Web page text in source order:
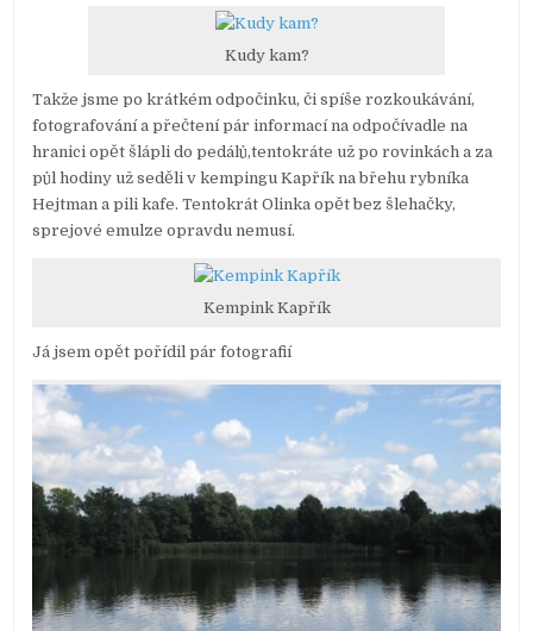
Kudy kam?
Takže jsme po krátkém odpočinku, či spíše rozkoukávání,
fotografování a přečtení pár informací na odpočívadle na
hranici opět šlápli do pedálů,tentokráte už po rovinkách a za
půl hodiny už seděli v kempingu Kapřík na břehu rybníka
Hejtman a pili kafe. Tentokrát Olinka opět bez šlehačky,
sprejové emulze opravdu nemusí.
Kempink Kapřík
Já jsem opět pořídil pár fotografií